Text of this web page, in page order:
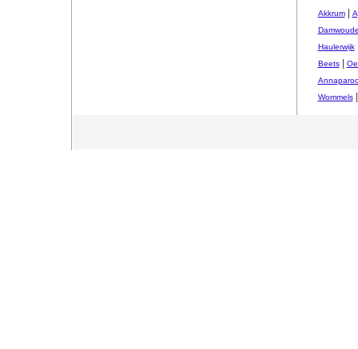
Akkrum|
Haulerwijk
Beets|
Wommels